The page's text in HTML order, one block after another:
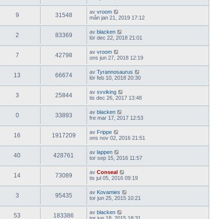
9 31548 av vroom
mån jan 21, 2019 17:12
2 83369 av blacken
lör dec 22, 2018 21:01
7 42798 av vroom
ons jun 27, 2018 12:19
13 66674 av Tyrannosaurus
lör feb 10, 2018 20:30
3 25844 av svviking
tis dec 26, 2017 13:48
0 33893 av blacken
fre mar 17, 2017 12:53
16 1917209 av Frippe
ons nov 02, 2016 21:51
40 428761 av lappen
tor sep 15, 2016 11:57
14 73089 av Conseal
tis jul 05, 2016 09:19
3 95435 av Kovamies
tor jun 25, 2015 10:21
53 183386 av blacken